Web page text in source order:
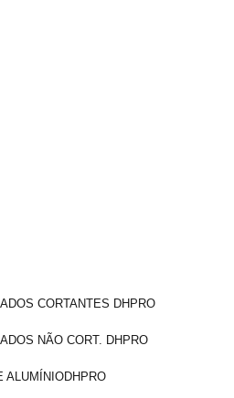
CORTANTES DHPRO
NÃO CORT. DHPRO
ALUMÍNIODHPRO